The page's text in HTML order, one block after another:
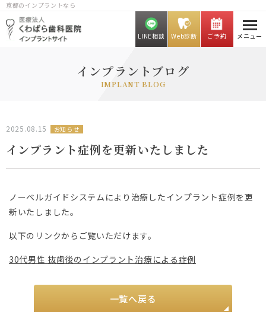
京都のインプラントなら
LINE相談 Web診断 ご予約 メニュー
インプラントブログ
IMPLANT BLOG
2025.08.15 お知らせ
インプラント症例を更新いたしました
ノーベルガイドシステムにより治療したインプラント症例を更
新いたしました。
以下のリンクからご覧いただけます。
30代男性 抜歯後のインプラント治療による症例
一覧へ戻る